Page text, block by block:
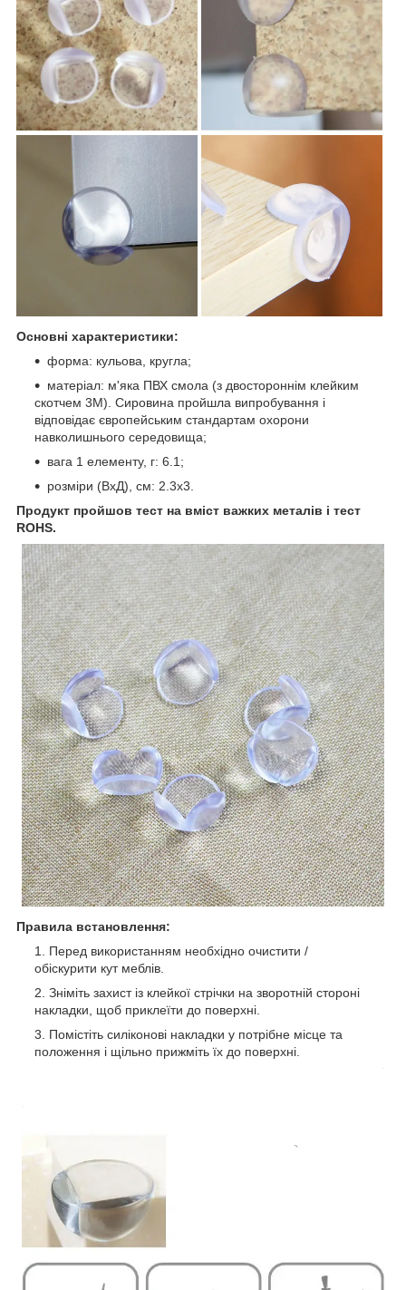
Основні характеристики:
форма: кульова, кругла;
матеріал: м'яка ПВХ смола (з двостороннім клейким
скотчем 3M). Сировина пройшла випробування і
відповідає європейським стандартам охорони
навколишнього середовища;
вага 1 елементу, г: 6.1;
розміри (ВхД), см: 2.3х3.
Продукт пройшов тест на вміст важких металів і тест
ROHS.
Правила встановлення:
Перед використанням необхідно очистити /
обіскурити кут меблів.
Зніміть захист із клейкої стрічки на зворотній стороні
накладки, щоб приклеїти до поверхні.
Помістіть силіконові накладки у потрібне місце та
положення і щільно прижміть їх до поверхні.